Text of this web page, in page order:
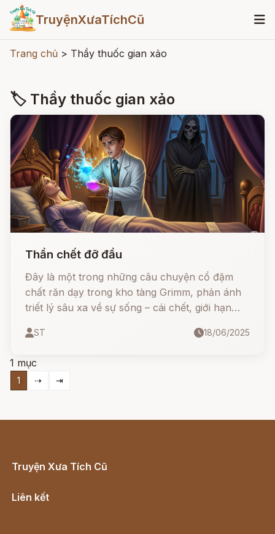
TruyệnXưaTíchCũ
Trang chủ > Thầy thuốc gian xảo
🏷 Thầy thuốc gian xảo
Thần chết đỡ đầu
Đây là một trong những câu chuyện cổ đậm
chất răn dạy trong kho tàng Grimm, phản ánh
triết lý sâu xa về sự sống – cái chết, giới hạn
ST 18/06/2025
1 mục
1 ⇢ ⇥
Truyện Xưa Tích Cũ
Liên kết